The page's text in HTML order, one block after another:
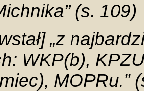
(s. 109)
„z
WKP(b),
MOPRu.”